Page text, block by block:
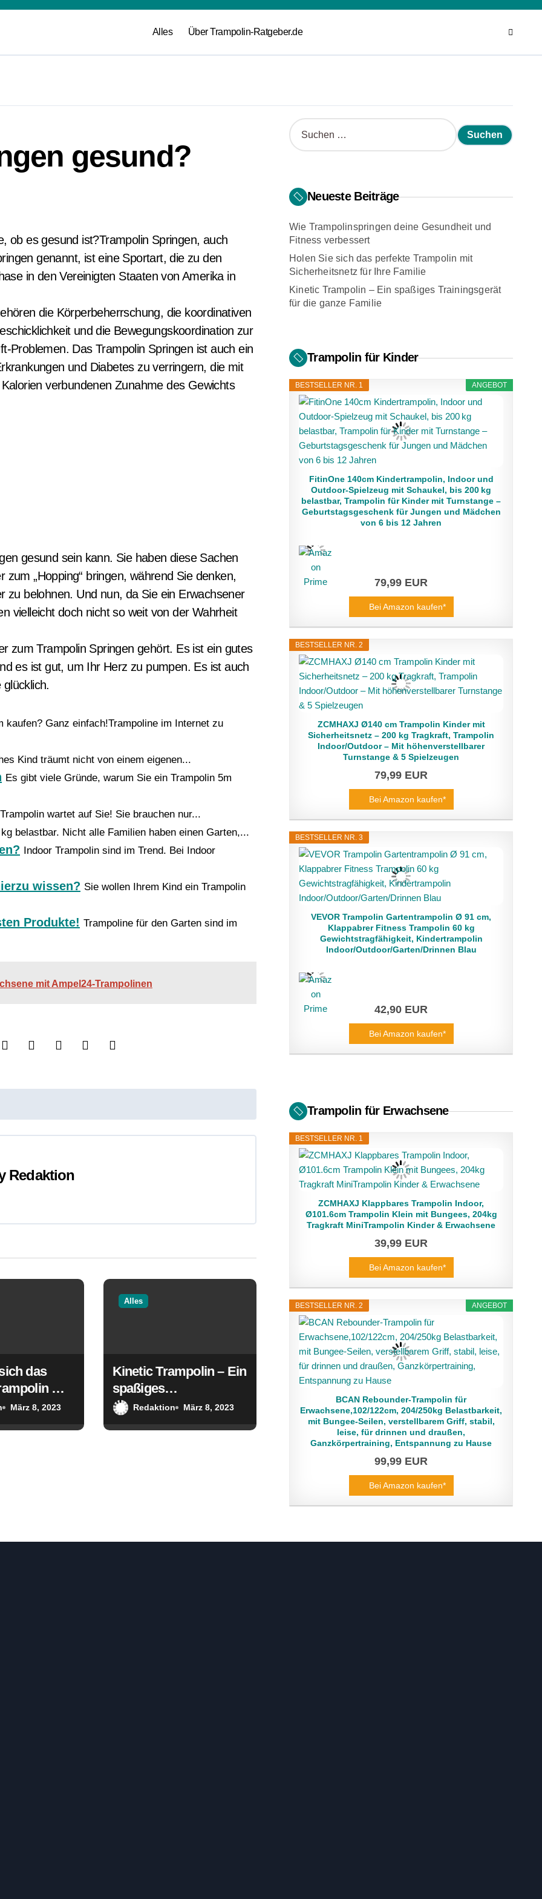
Alles Über Trampolin-Ratgeber.de
gesund?
genannt, ist eine Sportart, die zu den
in den Vereinigten Staaten von Amerika in
die Körperbeherrschung, die koordinativen
und die Bewegungskoordination zur
Problemen. Das Trampolin Springen ist auch ein
und Diabetes zu verringern, die mit
verbundenen Zunahme des Gewichts
gesund sein kann. Sie haben diese Sachen
„Hopping“ bringen, während Sie denken,
zu belohnen. Und nun, da Sie ein Erwachsener
vielleicht doch nicht so weit von der Wahrheit
zum Trampolin Springen gehört. Es ist ein gutes
es ist gut, um Ihr Herz zu pumpen. Es ist auch
kaufen? Ganz einfach!Trampoline im Internet zu
Kind träumt nicht von einem eigenen...
Es gibt viele Gründe, warum Sie ein Trampolin 5m
wartet auf Sie! Sie brauchen nur...
belastbar. Nicht alle Familien haben einen Garten,...
Indoor Trampolin sind im Trend. Bei Indoor
wissen? Sie wollen Ihrem Kind ein Trampolin
Produkte! Trampoline für den Garten sind im
mit Ampel24-Trampolinen
Redaktion
das
mit
für Ihre
März 8, 2023
Alles
Kinetic Trampolin – Ein
spaßiges
Trainingsgerät für die
Redaktion März 8, 2023
S
u
n
n
c
h
:
Neueste Beiträge
Wie Trampolinspringen deine Gesundheit und
Fitness verbessert
Holen Sie sich das perfekte Trampolin mit
Sicherheitsnetz für Ihre Familie
Kinetic Trampolin – Ein spaßiges Trainingsgerät
für die ganze Familie
Trampolin für Kinder
ANGEBOT
BESTSELLER NR. 1
FitinOne 140cm Kindertrampolin, Indoor und
Outdoor-Spielzeug mit Schaukel, bis 200 kg
belastbar, Trampolin für Kinder mit Turnstange –
Geburtstagsgeschenk für Jungen und Mädchen
von 6 bis 12 Jahren
79,99 EUR
Bei Amazon kaufen*
BESTSELLER NR. 2
ZCMHAXJ Ø140 cm Trampolin Kinder mit
Sicherheitsnetz – 200 kg Tragkraft, Trampolin
Indoor/Outdoor – Mit höhenverstellbarer
Turnstange & 5 Spielzeugen
79,99 EUR
Bei Amazon kaufen*
BESTSELLER NR. 3
VEVOR Trampolin Gartentrampolin Ø 91 cm,
Klappabrer Fitness Trampolin 60 kg
Gewichtstragfähigkeit, Kindertrampolin
Indoor/Outdoor/Garten/Drinnen Blau
42,90 EUR
Bei Amazon kaufen*
Trampolin für Erwachsene
BESTSELLER NR. 1
ZCMHAXJ Klappbares Trampolin Indoor,
Ø101.6cm Trampolin Klein mit Bungees, 204kg
Tragkraft MiniTrampolin Kinder & Erwachsene
39,99 EUR
Bei Amazon kaufen*
ANGEBOT
BESTSELLER NR. 2
BCAN Rebounder-Trampolin für
Erwachsene,102/122cm, 204/250kg Belastbarkeit,
mit Bungee-Seilen, verstellbarem Griff, stabil,
leise, für drinnen und draußen,
Ganzkörpertraining, Entspannung zu Hause
99,99 EUR
Bei Amazon kaufen*